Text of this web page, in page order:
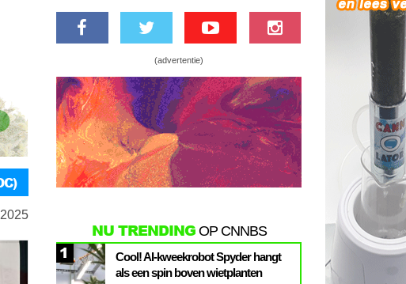
(advertentie)
NU TRENDINGOP CNNBS
1
Cool! AI-kweekrobot Spyder hangt
als een spin boven wietplanten